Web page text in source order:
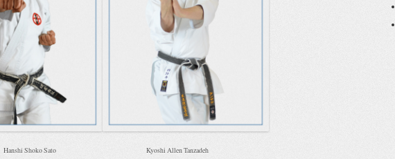
Hanshi Shoko Sato Kyoshi Allen Tanzadeh